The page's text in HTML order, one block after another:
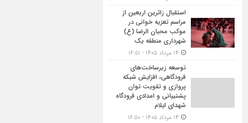
استقبال زائرین اربعین از
مراسم تعزیه خوانی در
موکب محبان الرضا (ع)
شهرداری منطقه یک
توسعه زیرساخت‌های
فرودگاهی، افزایش شبکه
پروازی و تقویت توان
پشتیبانی و امدادی فرودگاه
شهدای ایلام